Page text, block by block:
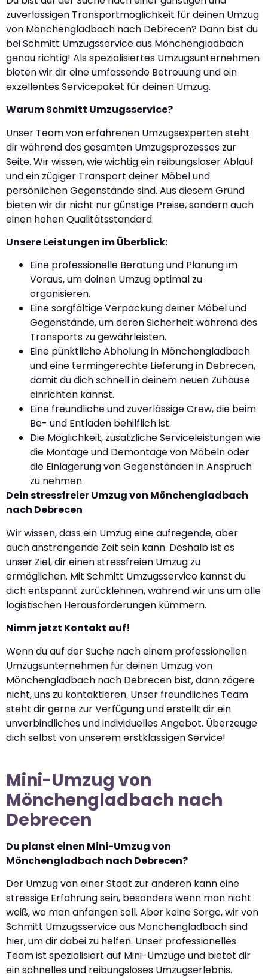
zuverlässigen Transportmöglichkeit für deinen Umzug
von Mönchengladbach nach Debrecen? Dann bist du
bei Schmitt Umzugsservice aus Mönchengladbach
genau richtig! Als spezialisiertes Umzugsunternehmen
bieten wir dir eine umfassende Betreuung und ein
exzellentes Servicepaket für deinen Umzug.
Warum Schmitt Umzugsservice?
Unser Team von erfahrenen Umzugsexperten steht
dir während des gesamten Umzugsprozesses zur
Seite. Wir wissen, wie wichtig ein reibungsloser Ablauf
und ein zügiger Transport deiner Möbel und
persönlichen Gegenstände sind. Aus diesem Grund
bieten wir dir nicht nur günstige Preise, sondern auch
einen hohen Qualitätsstandard.
Unsere Leistungen im Überblick:
Eine professionelle Beratung und Planung im
Voraus, um deinen Umzug optimal zu
organisieren.
Eine sorgfältige Verpackung deiner Möbel und
Gegenstände, um deren Sicherheit während des
Transports zu gewährleisten.
Eine pünktliche Abholung in Mönchengladbach
und eine termingerechte Lieferung in Debrecen,
damit du dich schnell in deinem neuen Zuhause
einrichten kannst.
Eine freundliche und zuverlässige Crew, die beim
Be- und Entladen behilflich ist.
Die Möglichkeit, zusätzliche Serviceleistungen wie
die Montage und Demontage von Möbeln oder
die Einlagerung von Gegenständen in Anspruch
zu nehmen.
Dein stressfreier Umzug von Mönchengladbach
nach Debrecen
Wir wissen, dass ein Umzug eine aufregende, aber
auch anstrengende Zeit sein kann. Deshalb ist es
unser Ziel, dir einen stressfreien Umzug zu
ermöglichen. Mit Schmitt Umzugsservice kannst du
dich entspannt zurücklehnen, während wir uns um alle
logistischen Herausforderungen kümmern.
Nimm jetzt Kontakt auf!
Wenn du auf der Suche nach einem professionellen
Umzugsunternehmen für deinen Umzug von
Mönchengladbach nach Debrecen bist, dann zögere
nicht, uns zu kontaktieren. Unser freundliches Team
steht dir gerne zur Verfügung und erstellt dir ein
unverbindliches und individuelles Angebot. Überzeuge
dich selbst von unserem erstklassigen Service!
Mini-Umzug von
Mönchengladbach nach
Debrecen
Du planst einen Mini-Umzug von
Mönchengladbach nach Debrecen?
Der Umzug von einer Stadt zur anderen kann eine
stressige Erfahrung sein, besonders wenn man nicht
weiß, wo man anfangen soll. Aber keine Sorge, wir von
Schmitt Umzugsservice aus Mönchengladbach sind
hier, um dir dabei zu helfen. Unser professionelles
Team ist spezialisiert auf Mini-Umzüge und bietet dir
ein schnelles und reibungsloses Umzugserlebnis.